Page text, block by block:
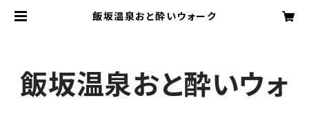
飯坂温泉おと酔いウォーク
飯坂温泉おと酔いウォ